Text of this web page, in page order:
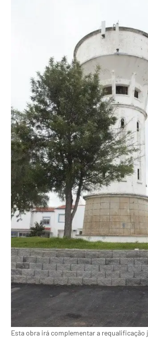
Esta obra irá complementar a requalificação